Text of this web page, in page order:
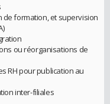
de formation, et supervision
ou réorganisations de
RH pour publication au
inter-filiales